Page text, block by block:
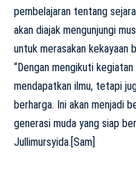
pembelajaran tentang
akan diajak mengunjungi
untuk merasakan kekayaan
“Dengan mengikuti
mendapatkan ilmu, tetapi
berharga. Ini akan menjadi
generasi muda yang siap
Jullimursyida.[Sam]